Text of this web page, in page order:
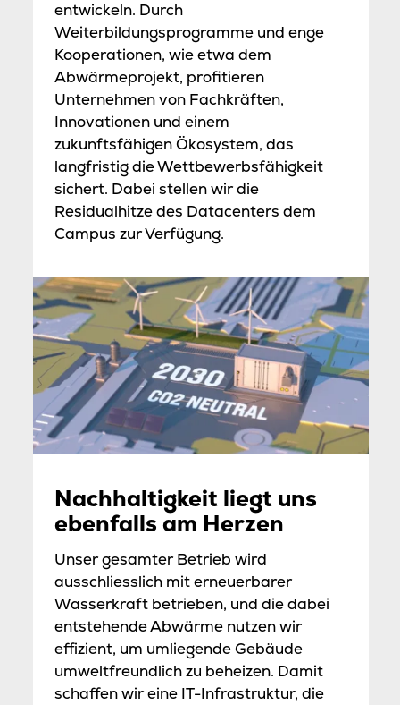
entwickeln. Durch
Weiterbildungsprogramme und enge
Kooperationen, wie etwa dem
Abwärmeprojekt, profitieren
Unternehmen von Fachkräften,
Innovationen und einem
zukunftsfähigen Ökosystem, das
langfristig die Wettbewerbsfähigkeit
sichert. Dabei stellen wir die
Residualhitze des Datacenters dem
Campus zur Verfügung.
Nachhaltigkeit liegt uns
ebenfalls am Herzen
Unser gesamter Betrieb wird
ausschliesslich mit erneuerbarer
Wasserkraft betrieben, und die dabei
entstehende Abwärme nutzen wir
effizient, um umliegende Gebäude
umweltfreundlich zu beheizen. Damit
schaffen wir eine IT-Infrastruktur, die